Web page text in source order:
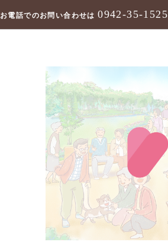
お電話でのお問い合わせは0942-35-1525